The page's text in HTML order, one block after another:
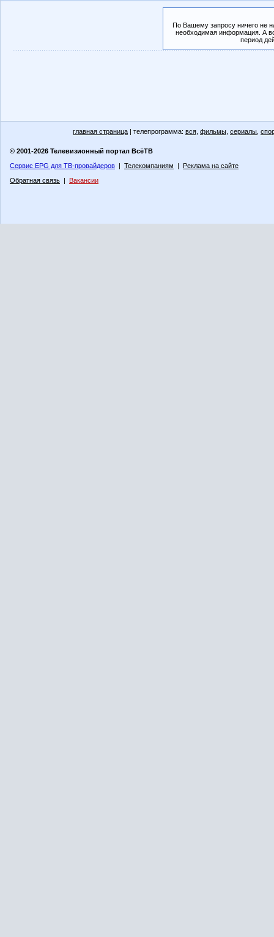
По Вашему запросу ничего не
необходимая информация. А
период
главная страница | телепрограмма: вся фильмы сериалы
© 2001-2026 Телевизионный портал ВсёТВ
Сервис EPG для ТВ-провайдеров | Телекомпаниям | Реклама на сайте
Обратная связь | Вакансии